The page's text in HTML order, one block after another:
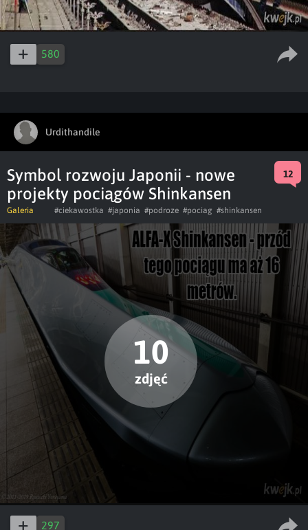
580
Urdithandile
Symbol rozwoju Japonii - nowe
projekty pociągów Shinkansen
12
Galeria #ciekawostka #japonia #podroze #pociag #shinkansen
10
zdjęć
297